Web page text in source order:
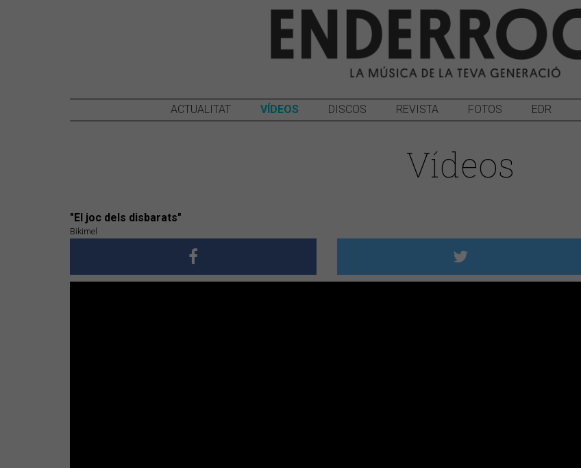
ACTUALITAT VÍDEOS DISCOS REVISTA FOTOS EDR
Vídeos
"El joc dels disbarats"
Bikimel